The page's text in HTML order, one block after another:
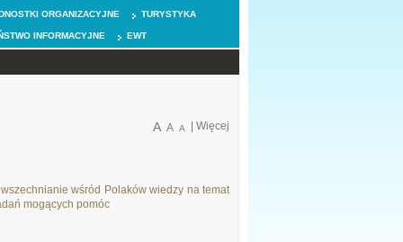
ORGANIZACYJNE TURYSTYKA
INFORMACYJNE EWT
Więcej
A A A
wśród Polaków wiedzy na temat
mogących pomóc